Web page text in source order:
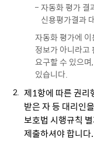
자동화 평가 결
신용평가결과
자동화 평가에
정보가 아니라고
요구할 수 있으
있습니다.
제1항에 따른 권리
받은 자 등 대리인
보호법 시행규칙
제출하셔야 합니다.